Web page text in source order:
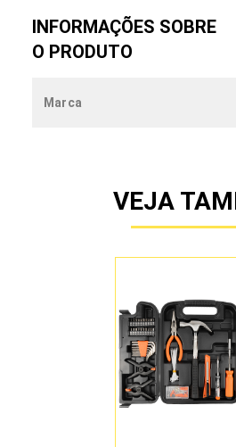
INFORMAÇÕES SOBRE
O PRODUTO
Marca
VEJA